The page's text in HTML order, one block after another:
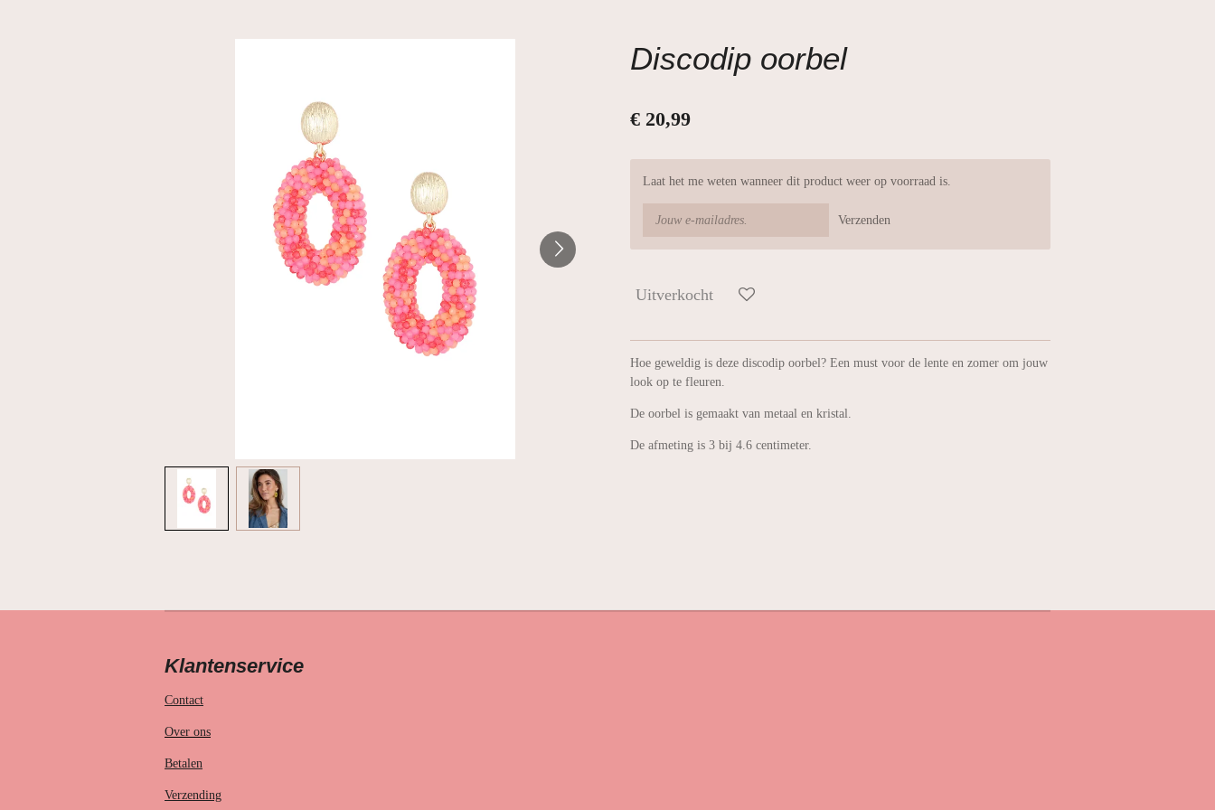
Discodip oorbel
€ 20,99
Laat het me weten wanneer dit product weer op voorraad is.
Verzenden
Uitverkocht
Hoe geweldig is deze discodip oorbel? Een must voor de lente en zomer om jouw
look op te fleuren.
De oorbel is gemaakt van metaal en kristal.
De afmeting is 3 bij 4.6 centimeter.
Klantenservice
Contact
Over ons
Betalen
Verzending